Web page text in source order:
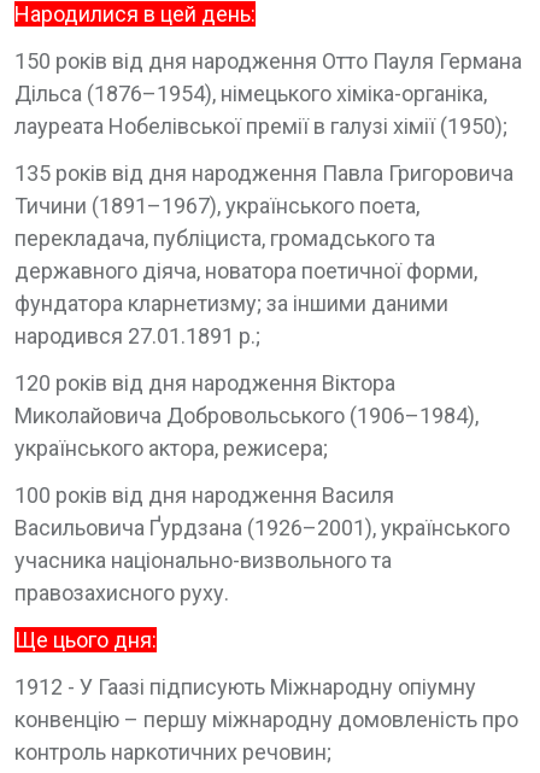
Народилися в цей день:
150 років від дня народження Отто Пауля Германа
Дільса (1876–1954), німецького хіміка-органіка,
лауреата Нобелівської премії в галузі хімії (1950);
135 років від дня народження Павла Григоровича
Тичини (1891–1967), українського поета,
перекладача, публіциста, громадського та
державного діяча, новатора поетичної форми,
фундатора кларнетизму; за іншими даними
народився 27.01.1891 р.;
120 років від дня народження Віктора
Миколайовича Добровольського (1906–1984),
українського актора, режисера;
100 років від дня народження Василя
Васильовича Ґурдзана (1926–2001), українського
учасника національно-визвольного та
правозахисного руху.
Ще цього дня:
1912 - У Гаазі підписують Міжнародну опіумну
конвенцію – першу міжнародну домовленість про
контроль наркотичних речовин;